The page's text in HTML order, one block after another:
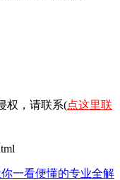
权，请联系(点这里联
一看便懂的专业全解